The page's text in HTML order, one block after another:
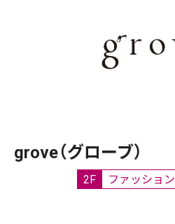
grove（グローブ）
2F ファッション